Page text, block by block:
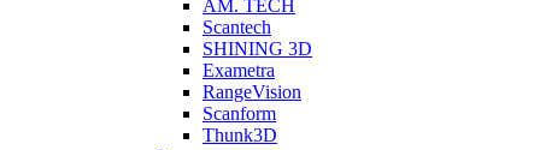
AM. TECH
Scantech
SHINING 3D
Exametra
RangeVision
Scanform
Thunk3D